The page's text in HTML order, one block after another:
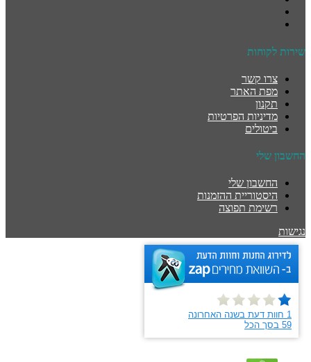
שירות לקוחות
צרו קשר
מפת האתר
תקנון
מדיניות הפרטיות
ביטולים
החשבון שלי
החשבון שלי
היסטוריית ההזמנות
רשימת תפוצה
נגישות